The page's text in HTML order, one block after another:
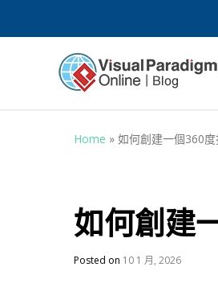
Home » 如何創建一個360度
如何創建
Posted on 10 1 月, 2026